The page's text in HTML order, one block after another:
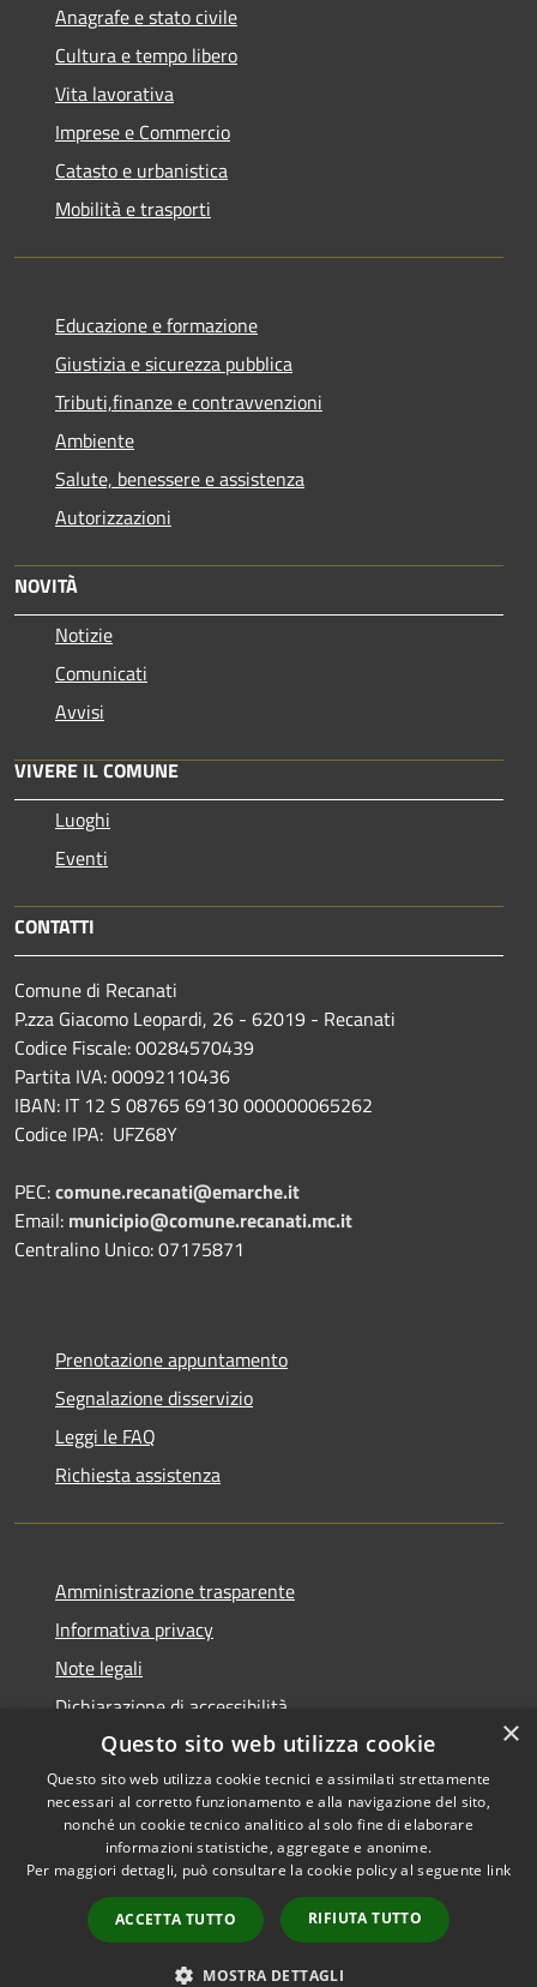
Anagrafe e stato civile
Cultura e tempo libero
Vita lavorativa
Imprese e Commercio
Catasto e urbanistica
Mobilità e trasporti
Educazione e formazione
Giustizia e sicurezza pubblica
Tributi,finanze e contravvenzioni
Ambiente
Salute, benessere e assistenza
Autorizzazioni
NOVITÀ
Notizie
Comunicati
Avvisi
VIVERE IL COMUNE
Luoghi
Eventi
CONTATTI
Comune di Recanati
P.zza Giacomo Leopardi, 26 - 62019 - Recanati
Codice Fiscale: 00284570439
Partita IVA: 00092110436
IBAN: IT 12 S 08765 69130 000000065262
Codice IPA: UFZ68Y
PEC:comune.recanati@emarche.it
Email: municipio@comune.recanati.mc.it
Centralino Unico: 07175871
Prenotazione appuntamento
Segnalazione disservizio
Leggi le FAQ
Richiesta assistenza
Amministrazione trasparente
Informativa privacy
Note legali
Dichiarazione di accessibilità
Accessibilità
Privacy
Mappa del sito
Copyright © 2026 • Comune di
Recanati • Powered by
Municipium
Accesso
redazione
×
Questo sito web utilizza cookie
Questo sito web utilizza cookie tecnici e assimilati strettamente
necessari al corretto funzionamento e alla navigazione del sito,
nonché un cookie tecnico analitico al solo fine di elaborare
informazioni statistiche, aggregate e anonime.
Per maggiori dettagli, può consultare la cookie policy al seguente link
ACCETTA TUTTO RIFIUTA TUTTO
MOSTRA DETTAGLI